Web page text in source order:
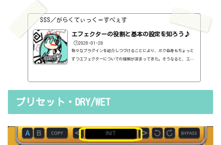
SSS／がらくてぃっく＝すぺぇす
エフェクターの役割と基本の設定を知ろう♪
🕒️2026-01-28
色々なプラグインを紹介しつづけることにより、ボク自身もちょっと
ずつエフェクターについての理解が深まってきた。そうなると、エフ
で基本的なつまみに関する説明を毎回書くのも、それはそれで面倒く
プリセット・DRY/WET